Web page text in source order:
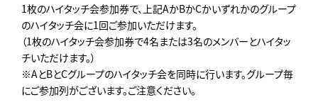
1枚のハイタッチ会参加券で、上記AかBかCかいずれかのグループ
のハイタッチ会に1回ご参加いただけます。
（1枚のハイタッチ会参加券で4名または3名のメンバーとハイタッ
チいただけます。）
※AとBとCグループのハイタッチ会を同時に行います。グループ毎
にご参加列がございます。ご注意ください。